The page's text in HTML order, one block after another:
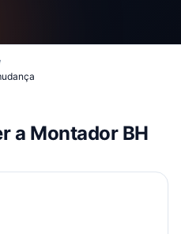
a Montador BH